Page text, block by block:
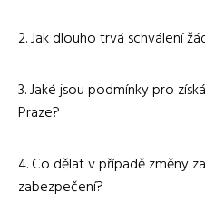
2. Jak dlouho trvá schválení
3. Jaké jsou podmínky pro
Praze?
4. Co dělat v případě změny
zabezpečení?